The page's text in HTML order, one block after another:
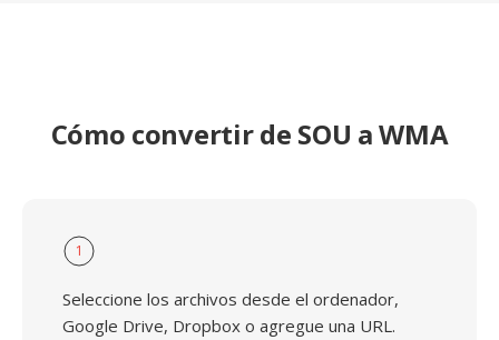
Cómo convertir de SOU a WMA
1
Seleccione los archivos desde el ordenador,
Google Drive, Dropbox o agregue una URL.